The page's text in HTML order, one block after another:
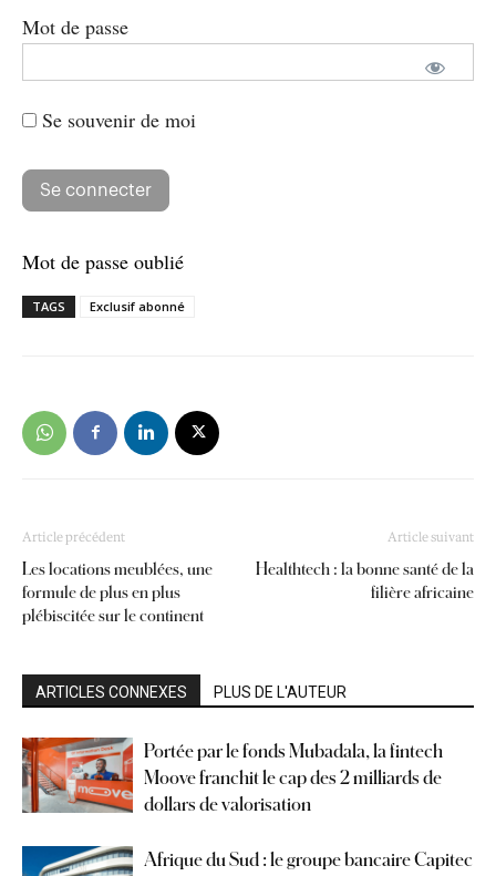
Mot de passe
Se souvenir de moi
Mot de passe oublié
TAGS Exclusif abonné
Article précédent
Les locations meublées, une
formule de plus en plus
plébiscitée sur le continent
Article suivant
Healthtech : la bonne santé de la
filière africaine
ARTICLES CONNEXES PLUS DE L'AUTEUR
Portée par le fonds Mubadala, la fintech
Moove franchit le cap des 2 milliards de
dollars de valorisation
Afrique du Sud : le groupe bancaire Capitec